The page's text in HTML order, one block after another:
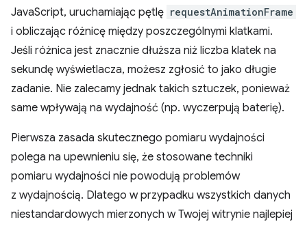
JavaScript, uruchamiając pętlę requestAnimationFrame
i obliczając różnicę między poszczególnymi klatkami.
Jeśli różnica jest znacznie dłuższa niż liczba klatek na
sekundę wyświetlacza, możesz zgłosić to jako długie
zadanie. Nie zalecamy jednak takich sztuczek, ponieważ
same wpływają na wydajność (np. wyczerpują baterię).
Pierwsza zasada skutecznego pomiaru wydajności
polega na upewnieniu się, że stosowane techniki
pomiaru wydajności nie powodują problemów
z wydajnością. Dlatego w przypadku wszystkich danych
niestandardowych mierzonych w Twojej witrynie najlepiej